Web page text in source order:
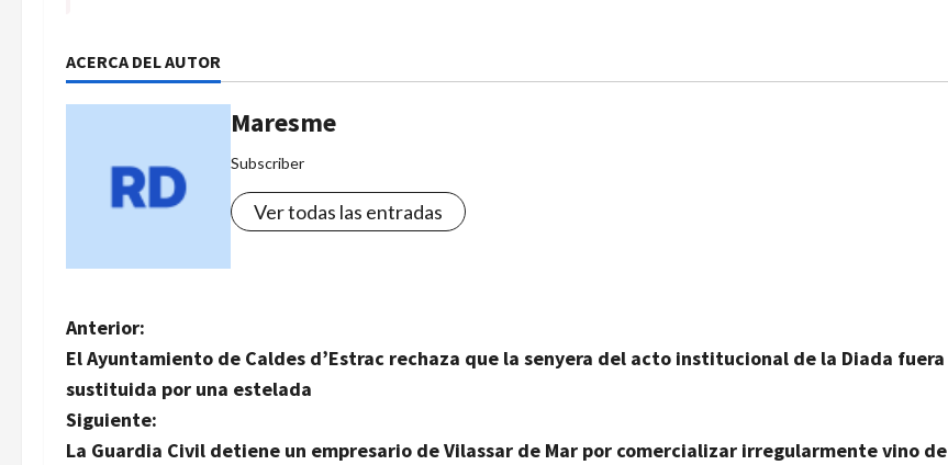
ACERCA DEL AUTOR
Maresme
Subscriber
Ver todas las entradas
N
a
v
Anterior:
El Ayuntamiento de Caldes d’Estrac rechaza que la senyera del acto institucional de la Diada fuera
sustituida por una estelada
Siguiente:
La Guardia Civil detiene un empresario de Vilassar de Mar por comercializar irregularmente vino de